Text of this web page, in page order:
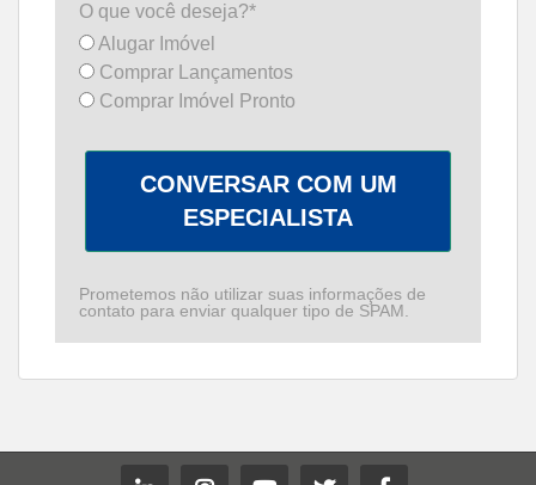
O que você deseja?*
Alugar Imóvel
Comprar Lançamentos
Comprar Imóvel Pronto
CONVERSAR COM UM
ESPECIALISTA
Prometemos não utilizar suas informações de
contato para enviar qualquer tipo de SPAM.